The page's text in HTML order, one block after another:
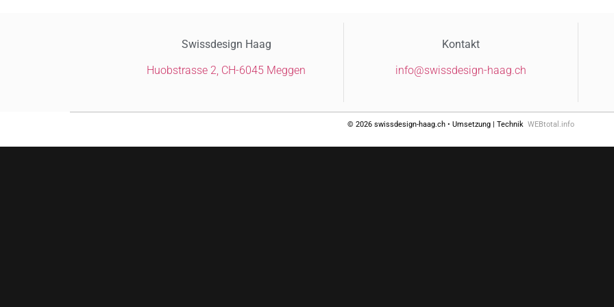
Swissdesign Haag
Huobstrasse 2, CH-6045 Meggen
Kontakt
hc.gaah-ngisedssiws
@ofni
© 2026 swissdesign-haag.ch • Umsetzung | Technik WEBtotal.info